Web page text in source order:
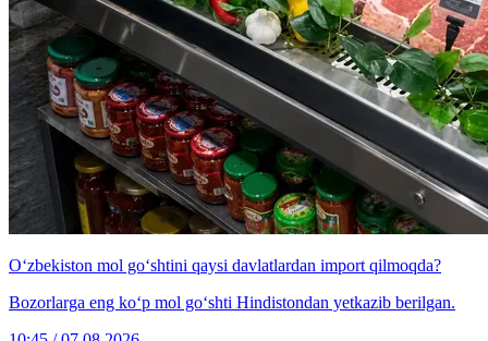
O‘zbekiston mol go‘shtini qaysi davlatlardan import qilmoqda?
Bozorlarga eng ko‘p mol go‘shti Hindistondan yetkazib berilgan.